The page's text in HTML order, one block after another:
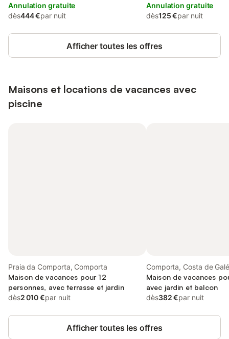
Annulation gratuite
dès444 €par nuit
Annulation gratuite
dès125 €par nuit
Afficher toutes les offres
Maisons et locations de vacances avec
piscine
Praia da Comporta, Comporta
Maison de vacances pour 12
personnes, avec terrasse et jardin
dès2 010 €par nuit
Comporta, Costa de
Maison de vacances
avec jardin et balcon
dès382 €par nuit
Afficher toutes les offres